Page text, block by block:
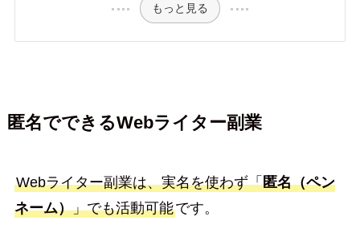
もっと見る
匿名でできるWebライター副業
Webライター副業は、実名を使わず「匿名（ペン
ネーム）」でも活動可能です。